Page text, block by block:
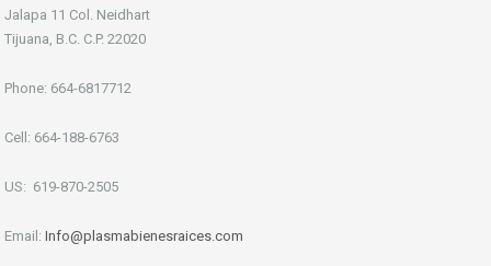
Jalapa 11 Col. Neidhart
Tijuana, B.C. C.P. 22020
Phone: 664-6817712
Cell: 664-188-6763
US: 619-870-2505
Email: Info@plasmabienesraices.com